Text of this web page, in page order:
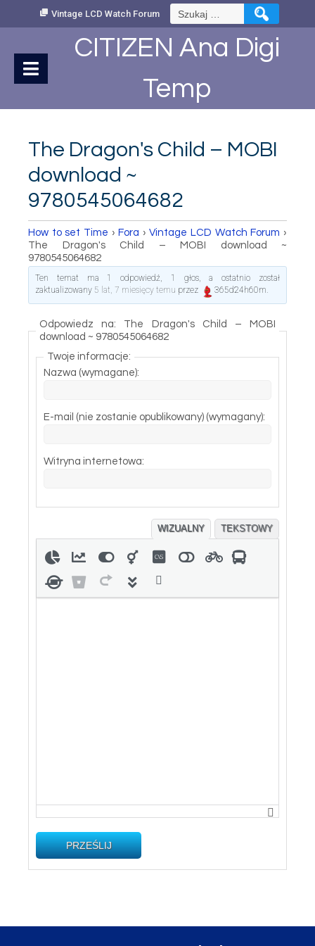
Vintage LCD Watch Forum Szukaj:
CITIZEN Ana Digi
Temp
The Dragon's Child – MOBI
download ~
9780545064682
How to set Time › Fora › Vintage LCD Watch Forum ›
The Dragon's Child – MOBI download ~
9780545064682
Ten temat ma 1 odpowiedź, 1 głos, a ostatnio został
zaktualizowany 5 lat, 7 miesięcy temu przez 365d24h60m.
Odpowiedz na: The Dragon's Child – MOBI
download ~ 9780545064682
Twoje informacje:
Nazwa (wymagane):
E-mail (nie zostanie opublikowany) (wymagany):
Witryna internetowa:
WIZUALNY TEKSTOWY
PRZEŚLIJ